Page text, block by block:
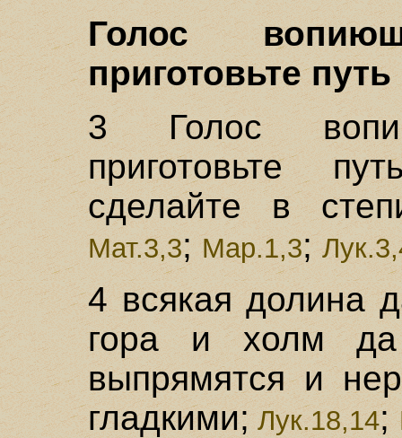
Голос
приготовьте
3 Голос
приготовьте
сделайте в
Мат.3,3;Мар.1,3;
4 всякая долина
гора и холм да
выпрямятся и
гладкими;Лук.18,14;